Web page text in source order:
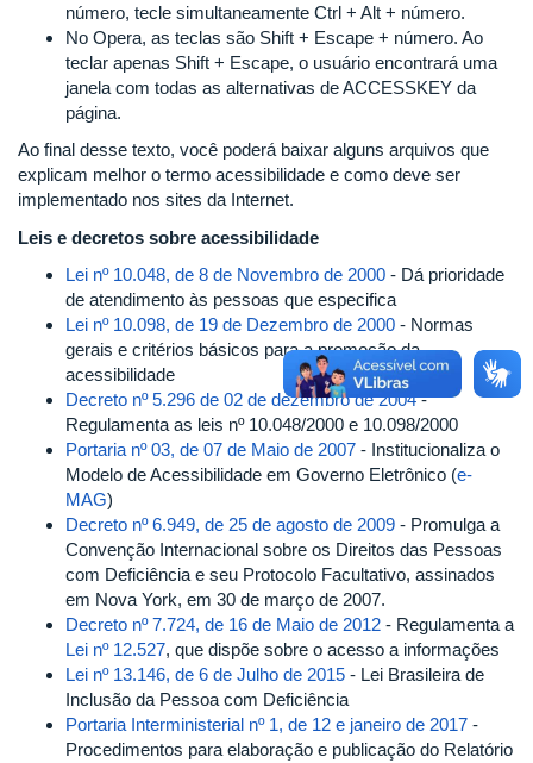
número, tecle simultaneamente Ctrl + Alt + número.
No Opera, as teclas são Shift + Escape + número. Ao
teclar apenas Shift + Escape, o usuário encontrará uma
janela com todas as alternativas de ACCESSKEY da
página.
Ao final desse texto, você poderá baixar alguns arquivos que
explicam melhor o termo acessibilidade e como deve ser
implementado nos sites da Internet.
Leis e decretos sobre acessibilidade
Lei nº 10.048, de 8 de Novembro de 2000 - Dá prioridade
de atendimento às pessoas que especifica
Lei nº 10.098, de 19 de Dezembro de 2000 - Normas
gerais e critérios básicos para a promoção da
acessibilidade
Decreto nº 5.296 de 02 de dezembro de 2004-
Regulamenta as leis nº 10.048/2000 e 10.098/2000
Portaria nº 03, de 07 de Maio de 2007 - Institucionaliza o
Modelo de Acessibilidade em Governo Eletrônico (e-
MAG)
Decreto nº 6.949, de 25 de agosto de 2009 - Promulga a
Convenção Internacional sobre os Direitos das Pessoas
com Deficiência e seu Protocolo Facultativo, assinados
em Nova York, em 30 de março de 2007.
Decreto nº 7.724, de 16 de Maio de 2012 - Regulamenta a
Lei nº 12.527, que dispõe sobre o acesso a informações
Lei nº 13.146, de 6 de Julho de 2015 - Lei Brasileira de
Inclusão da Pessoa com Deficiência
Portaria Interministerial nº 1, de 12 e janeiro de 2017 -
Procedimentos para elaboração e publicação do Relatório